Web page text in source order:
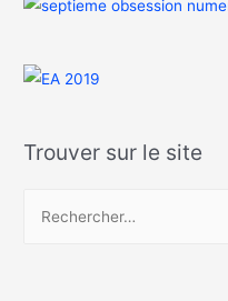
Trouver sur le site